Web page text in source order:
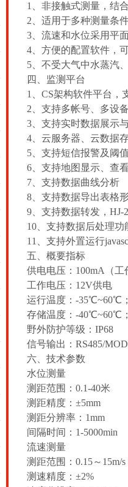
1、非接触式测量，结
2、适用于多种测量条
3、流速和水位采用平
4、方便的配置软件，
5、不受大气中水蒸汽
四、监测平台
1、CS架构软件平台，
2、支持多帐号、多设
3、支持实时数据展示
4、云服务器、云数据
5、支持短信报警及阈
6、支持地图显示、查
7、支持数据曲线分析
8、支持数据导出表格
9、支持数据转发，HJ-
10、支持数据后处理功
11、支持外置运行
五、概要指标
供电电压：100mA（
工作电压：12V供电
运行温度：-35℃~60℃
存储温度：-40℃~60℃
野外防护等级：IP68
信号输出：RS485/
六、技术参数
水位测量
测距范围：0.1-40米
测距精度：±5mm
测距分辨率：1mm
间隔时间：1-5000min
流速测量
测距范围：0.15～15m/s
测速精度：±2%